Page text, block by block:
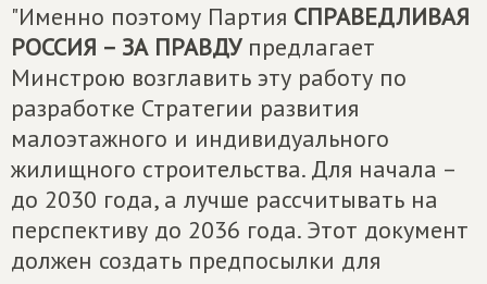
"Именно поэтому Партия СПРАВЕДЛИВАЯ
РОССИЯ – ЗА ПРАВДУпредлагает
Минстрою возглавить эту работу по
разработке Стратегии развития
малоэтажного и индивидуального
жилищного строительства. Для начала –
до 2030 года, а лучше рассчитывать на
перспективу до 2036 года. Этот документ
должен создать предпосылки для